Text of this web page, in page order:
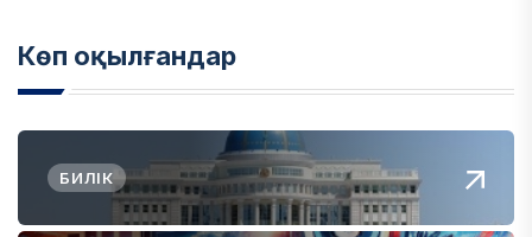
Көп оқылғандар
БИЛІК